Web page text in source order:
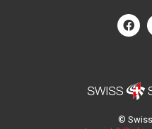
© Swiss